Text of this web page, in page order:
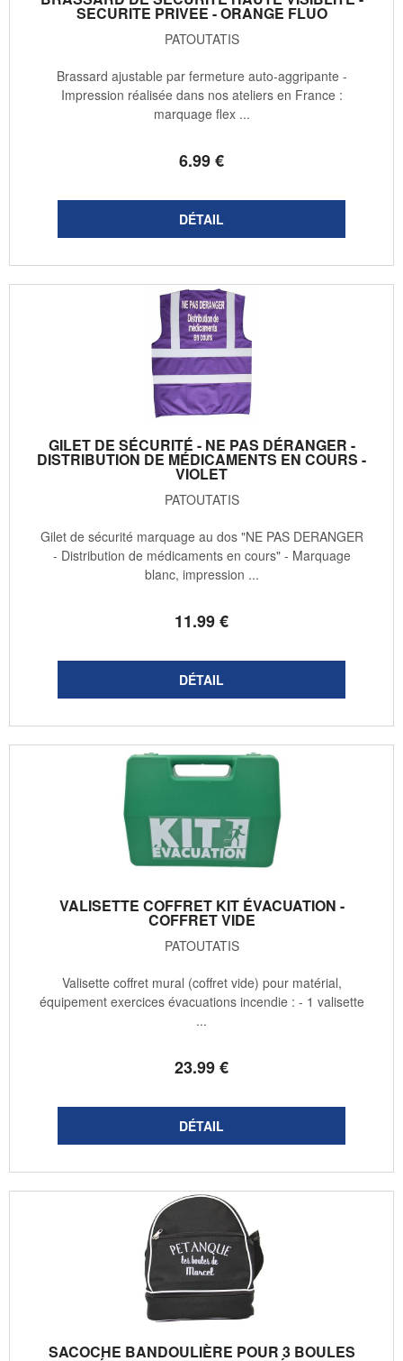
SECURITE PRIVEE - ORANGE FLUO
PATOUTATIS
6.99€
Brassard ajustable par fermeture auto-aggripante -
Impression réalisée dans nos ateliers en France :
marquage flex ...
GILET DE SÉCURITÉ - NE PAS DÉRANGER -
DISTRIBUTION DE MÉDICAMENTS EN COURS -
VIOLET
PATOUTATIS
11.99€
Gilet de sécurité marquage au dos "NE PAS DERANGER
- Distribution de médicaments en cours" - Marquage
blanc, impression ...
VALISETTE COFFRET KIT ÉVACUATION -
COFFRET VIDE
PATOUTATIS
23.99€
Valisette coffret mural (coffret vide) pour matérial,
équipement exercices évacuations incendie : - 1 valisette
...
SACOCHE BANDOULIÈRE POUR 3 BOULES